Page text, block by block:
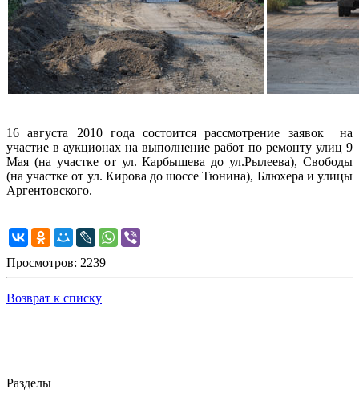
16 августа 2010 года состоится рассмотрение заявок
на
участие в аукционах на выполнение работ по ремонту улиц 9
Мая (на участке от ул. Карбышева до ул.Рылеева), Свободы
(на участке от ул. Кирова до шоссе Тюнина), Блюхера и улицы
Аргентовского.
Просмотров: 2239
Возврат к списку
Разделы